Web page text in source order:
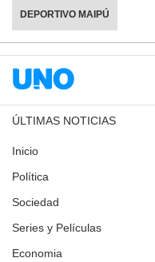
DEPORTIVO MAIPÚ
ÚLTIMAS NOTICIAS
Inicio
Política
Sociedad
Series y Películas
Economia